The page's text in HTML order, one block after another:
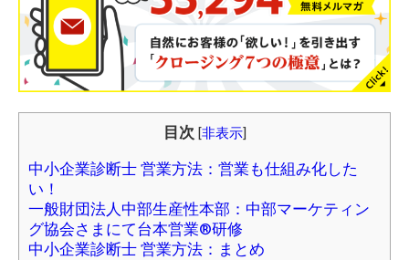
目次 [非表示]
中小企業診断士 営業方法：営業も仕組み化した
い！
一般財団法人中部生産性本部：中部マーケティン
グ協会さまにて台本営業®️研修
中小企業診断士 営業方法：まとめ